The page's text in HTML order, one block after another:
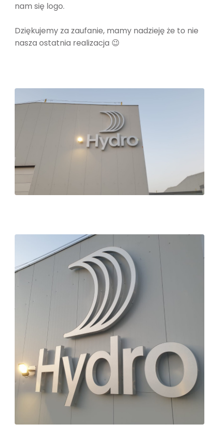
nam się logo.
Dziękujemy za zaufanie, mamy nadzieję że to nie
nasza ostatnia realizacja 😉